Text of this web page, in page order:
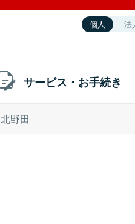
個人 法
サービス・お手続き
北野田